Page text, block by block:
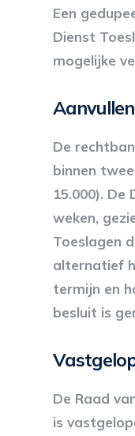
Een
Dienst
mogelijke
De
binnen
15.000).
weken,
Toeslagen
alternatief
termijn en
besluit is
De Raad
is